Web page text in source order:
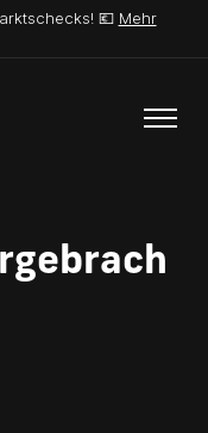
💶 Mehr